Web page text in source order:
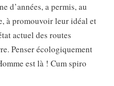
d’années, a permis, au
à promouvoir leur idéal et
actuel des routes
Penser écologiquement
est là ! Cum spiro